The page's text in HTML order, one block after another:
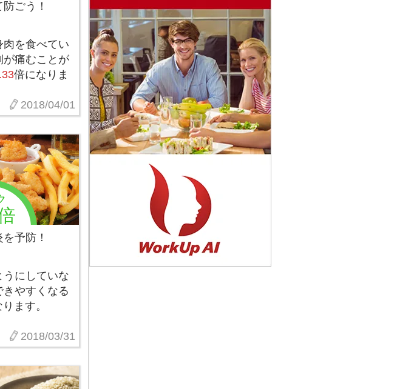
ごう！
を食べてい
が痛むことが
倍になりま
2018/04/01
予防！
にしていな
やすくなる
ます。
2018/03/31